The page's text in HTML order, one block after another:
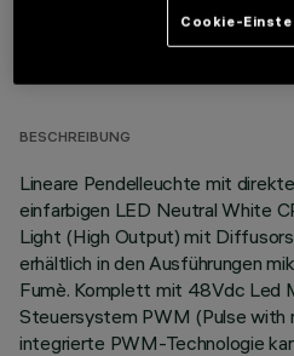
TECHNISCHE
BESCHREIBUNG
Lineare Pendelleuchte mit
einfarbigen LED Neutral White
Light (High Output) mit
erhältlich in den Ausführungen
Fumè. Komplett mit 48Vdc Led
Steuersystem PWM (Pulse with
integrierte PWM-Technologie
Cookie-